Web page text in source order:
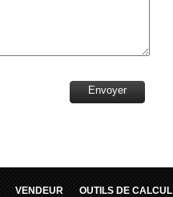
Envoyer
VENDEUR OUTILS DE CALCUL